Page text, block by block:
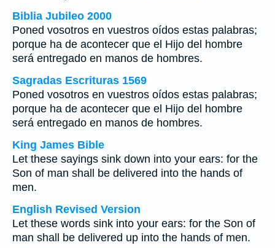
Biblia Jubileo 2000
Poned vosotros en vuestros oídos estas palabras;
porque ha de acontecer que el Hijo del hombre
será entregado en manos de hombres.
Sagradas Escrituras 1569
Poned vosotros en vuestros oídos estas palabras;
porque ha de acontecer que el Hijo del hombre
será entregado en manos de hombres.
King James Bible
Let these sayings sink down into your ears: for the
Son of man shall be delivered into the hands of
men.
English Revised Version
Let these words sink into your ears: for the Son of
man shall be delivered up into the hands of men.